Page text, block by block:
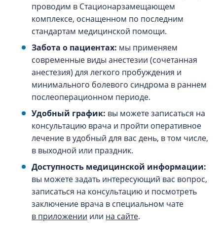
проводим в Стационарзамещающем
комплексе, оснащенном по последним
стандартам медицинской помощи.
Забота о пациентах: мы применяем
современные виды анестезии (сочетанная
анестезия) для легкого пробуждения и
минимального болевого синдрома в раннем
послеоперационном периоде.
Удобный график: вы можете записаться на
консультацию врача и пройти оперативное
лечение в удобный для вас день, в том числе,
в выходной или праздник.
Доступность медицинской информации:
вы можете задать интересующий вас вопрос,
записаться на консультацию и посмотреть
заключение врача в специальном чате
в приложении или на сайте.